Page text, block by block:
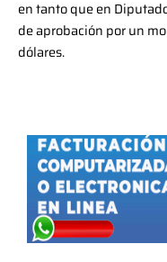
en tanto que en
de aprobación por un
dólares.